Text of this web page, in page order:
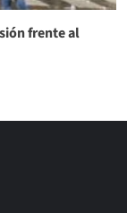
frente al